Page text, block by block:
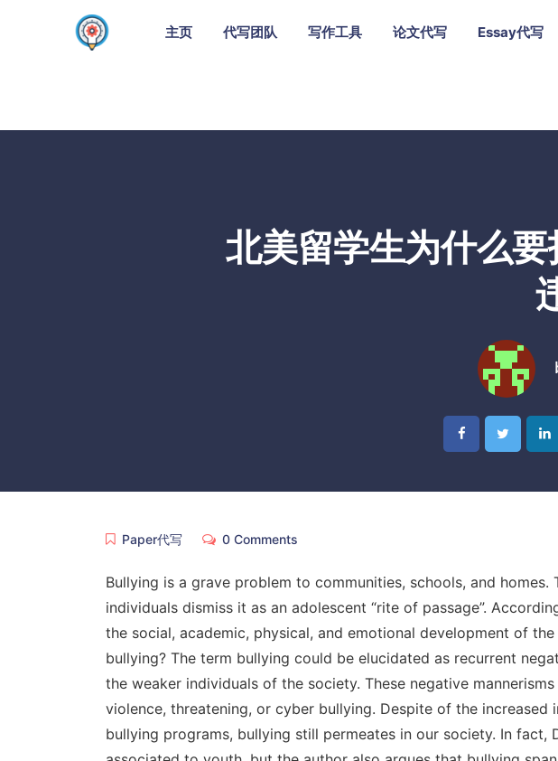
主页 代写团队 写作工具 论文代写 Essay代写
北美留学生为什么
Paper代写 0 Comments
Bullying is a grave problem to communities, schools, and
individuals dismiss it as an adolescent “rite of passage”.
the social, academic, physical, and emotional development of
bullying? The term bullying could be elucidated as recurrent
the weaker individuals of the society. These negative
violence, threatening, or cyber bullying. Despite of the increased
bullying programs, bullying still permeates in our society. In fact,